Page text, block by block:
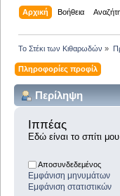
Αρχική Βοήθεια
Το Στέκι των Κιθαρωδών »
Πληροφορίες προφίλ
Περίληψη
Ιππέας
Εδώ είναι το σπίτι μου
Αποσυνδεδεμένος
Εμφάνιση μηνυμάτων
Εμφάνιση στατιστικών